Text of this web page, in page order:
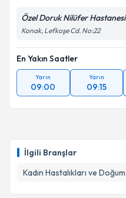
İlgili Branşlar
Kadın Hastalıkları ve Doğum
Özel Doruk Nilüfer Hastanesi
Konak, Lefkoşe Cd. No:22
En Yakın Saatler
Yarın
09:00
Yarın
09:15